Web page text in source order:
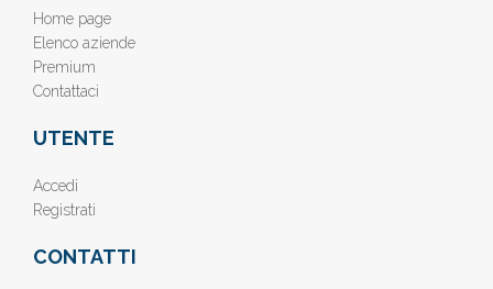
Home page
Elenco aziende
Premium
Contattaci
UTENTE
Accedi
Registrati
CONTATTI